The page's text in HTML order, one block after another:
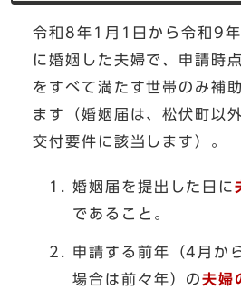
令和8年1月1日から令和9
に婚姻した夫婦で、申請時
をすべて満たす世帯のみ補
ます（婚姻届は、松伏町以
交付要件に該当します）。
婚姻届を提出した日に
であること。
申請する前年（4月か
場合は前々年）の夫婦